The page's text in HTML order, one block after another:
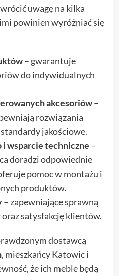
uwagę na kilka
powinien wyróżniać się
– gwarantuje
do indywidualnych
akcesoriów–
rozwiązania
jakościowe.
i wsparcie techniczne –
doradzi odpowiednie
pomoc w montażu i
produktów.
– zapewniające sprawną
satysfakcję klientów.
dostawcą
, mieszkańcy Katowic i
że ich meble będą